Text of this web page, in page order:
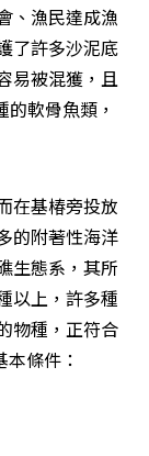
、漁民達成漁
了許多沙泥底
易被混獲，且
軟骨魚類，
在基椿旁投放
的附著性海洋
生態系，其所
以上，許多種
物種，正符合
條件：